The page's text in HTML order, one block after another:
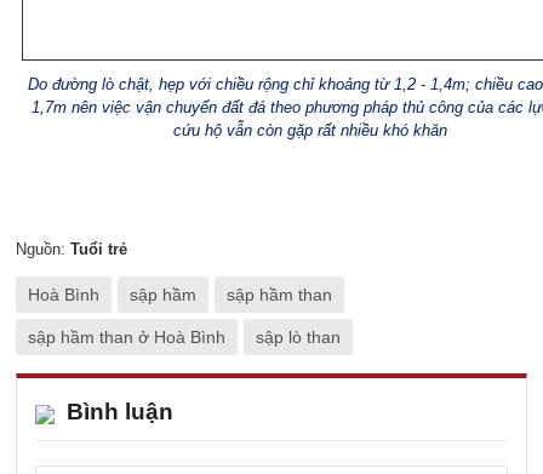
Do đường lò chật, hẹp với chiều rộng chỉ khoảng từ 1,2 - 1,4m; chiều
1,7m nên việc vận chuyển đất đá theo phương pháp thủ công của các
cứu hộ vẫn còn gặp rất nhiều khó khăn
Nguồn: Tuổi trẻ
Hoà Bình sập hầm sập hầm than
sập hầm than ở Hoà Bình sập lò than
Bình luận